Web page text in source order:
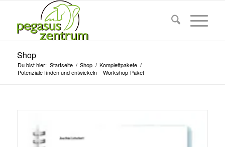
Shop
Du bist hier: Startseite / Shop / Komplettpakete /
Potenziale finden und entwickeln – Workshop-Paket